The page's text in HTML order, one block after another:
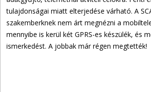
tulajdonságai miatt elterjedése várható. A
szakemberknek nem árt megnézni a
mennyibe is kerül két GPRS-es készülék, és
ismerkedést. A jobbak már régen megtették!